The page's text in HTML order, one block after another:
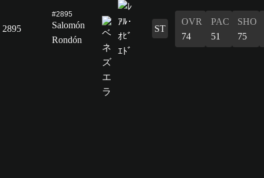
2895
#2895
Salomón
Rondón
ST
OVR
74
PAC
51
SHO
75